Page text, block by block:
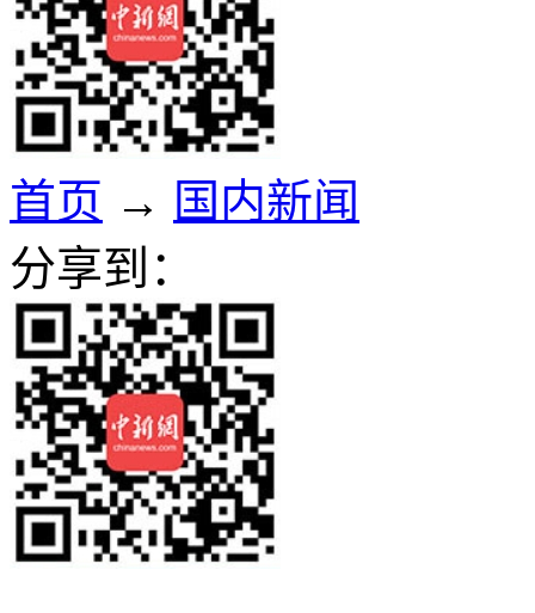
首页 → 国内新闻
分享到：